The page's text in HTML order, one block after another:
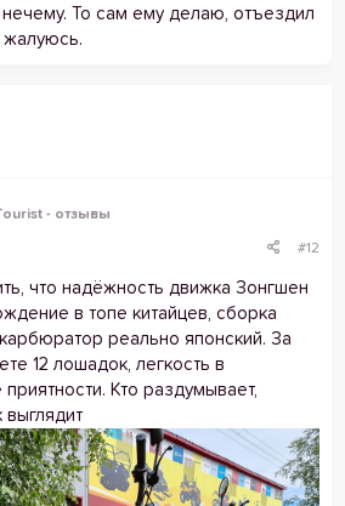
То сам ему делаю, отъездил
- отзывы
#12
что надёжность движка Зонгшен
в топе китайцев, сборка
реально японский. За
12 лошадок, легкость в
Кто раздумывает,